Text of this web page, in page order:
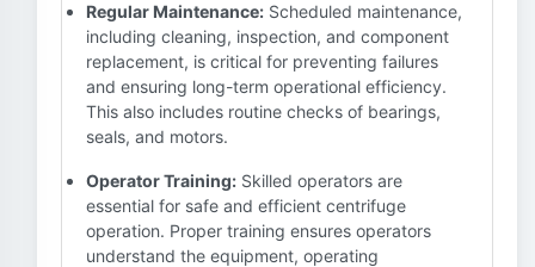
Regular Maintenance: Scheduled maintenance,
including cleaning, inspection, and component
replacement, is critical for preventing failures
and ensuring long-term operational efficiency.
This also includes routine checks of bearings,
seals, and motors.
Operator Training: Skilled operators are
essential for safe and efficient centrifuge
operation. Proper training ensures operators
understand the equipment, operating